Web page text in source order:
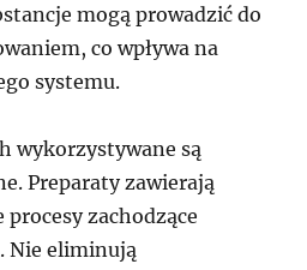
mogą prowadzić do
co wpływa na
systemu.
wykorzystywane są
Preparaty zawierają
zachodzące
Nie eliminują